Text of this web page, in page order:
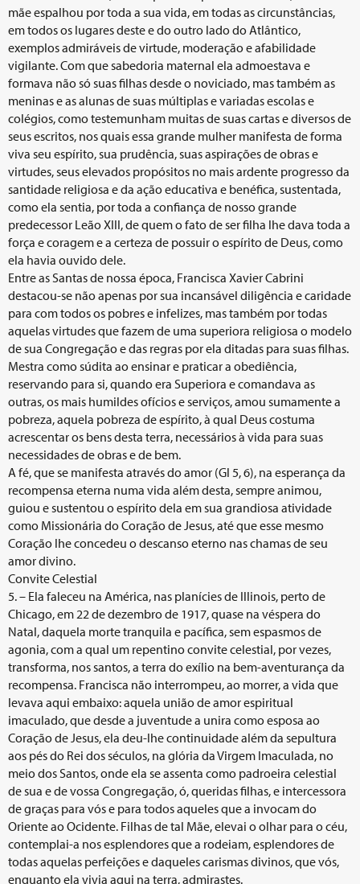
mãe espalhou por toda a sua vida, em todas as circunstâncias,
em todos os lugares deste e do outro lado do Atlântico,
exemplos admiráveis de virtude, moderação e afabilidade
vigilante. Com que sabedoria maternal ela admoestava e
formava não só suas filhas desde o noviciado, mas também as
meninas e as alunas de suas múltiplas e variadas escolas e
colégios, como testemunham muitas de suas cartas e diversos de
seus escritos, nos quais essa grande mulher manifesta de forma
viva seu espírito, sua prudência, suas aspirações de obras e
virtudes, seus elevados propósitos no mais ardente progresso da
santidade religiosa e da ação educativa e benéfica, sustentada,
como ela sentia, por toda a confiança de nosso grande
predecessor Leão XIII, de quem o fato de ser filha lhe dava toda a
força e coragem e a certeza de possuir o espírito de Deus, como
ela havia ouvido dele.
Entre as Santas de nossa época, Francisca Xavier Cabrini
destacou-se não apenas por sua incansável diligência e caridade
para com todos os pobres e infelizes, mas também por todas
aquelas virtudes que fazem de uma superiora religiosa o modelo
de sua Congregação e das regras por ela ditadas para suas filhas.
Mestra como súdita ao ensinar e praticar a obediência,
reservando para si, quando era Superiora e comandava as
outras, os mais humildes ofícios e serviços, amou sumamente a
pobreza, aquela pobreza de espírito, à qual Deus costuma
acrescentar os bens desta terra, necessários à vida para suas
necessidades de obras e de bem.
A fé, que se manifesta através do amor (Gl 5, 6), na esperança da
recompensa eterna numa vida além desta, sempre animou,
guiou e sustentou o espírito dela em sua grandiosa atividade
como Missionária do Coração de Jesus, até que esse mesmo
Coração lhe concedeu o descanso eterno nas chamas de seu
amor divino.
Convite Celestial
5. – Ela faleceu na América, nas planícies de Illinois, perto de
Chicago, em 22 de dezembro de 1917, quase na véspera do
Natal, daquela morte tranquila e pacífica, sem espasmos de
agonia, com a qual um repentino convite celestial, por vezes,
transforma, nos santos, a terra do exílio na bem-aventurança da
recompensa. Francisca não interrompeu, ao morrer, a vida que
levava aqui embaixo: aquela união de amor espiritual
imaculado, que desde a juventude a unira como esposa ao
Coração de Jesus, ela deu-lhe continuidade além da sepultura
aos pés do Rei dos séculos, na glória da Virgem Imaculada, no
meio dos Santos, onde ela se assenta como padroeira celestial
de sua e de vossa Congregação, ó, queridas filhas, e intercessora
de graças para vós e para todos aqueles que a invocam do
Oriente ao Ocidente. Filhas de tal Mãe, elevai o olhar para o céu,
contemplai-a nos esplendores que a rodeiam, esplendores de
todas aquelas perfeições e daqueles carismas divinos, que vós,
enquanto ela vivia aqui na terra, admirastes.